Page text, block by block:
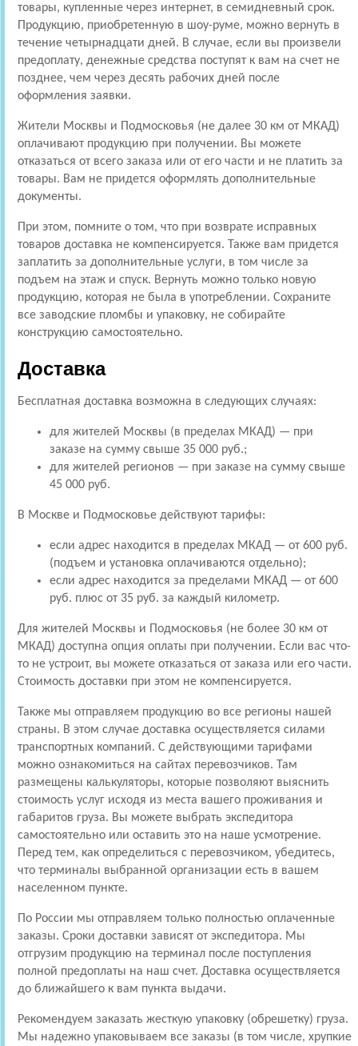
товары, купленные через интернет, в семидневный срок.
Продукцию, приобретенную в шоу-руме, можно вернуть в
течение четырнадцати дней. В случае, если вы произвели
предоплату, денежные средства поступят к вам на счет не
позднее, чем через десять рабочих дней после
оформления заявки.
Жители Москвы и Подмосковья (не далее 30 км от МКАД)
оплачивают продукцию при получении. Вы можете
отказаться от всего заказа или от его части и не платить за
товары. Вам не придется оформлять дополнительные
документы.
При этом, помните о том, что при возврате исправных
товаров доставка не компенсируется. Также вам придется
заплатить за дополнительные услуги, в том числе за
подъем на этаж и спуск. Вернуть можно только новую
продукцию, которая не была в употреблении. Сохраните
все заводские пломбы и упаковку, не собирайте
конструкцию самостоятельно.
Доставка
Бесплатная доставка возможна в следующих случаях:
для жителей Москвы (в пределах МКАД) — при
заказе на сумму свыше 35 000 руб.;
для жителей регионов — при заказе на сумму свыше
45 000 руб.
В Москве и Подмосковье действуют тарифы:
если адрес находится в пределах МКАД — от 600 руб.
(подъем и установка оплачиваются отдельно);
если адрес находится за пределами МКАД — от 600
руб. плюс от 35 руб. за каждый километр.
Для жителей Москвы и Подмосковья (не более 30 км от
МКАД) доступна опция оплаты при получении. Если вас что-
то не устроит, вы можете отказаться от заказа или его части.
Стоимость доставки при этом не компенсируется.
Также мы отправляем продукцию во все регионы нашей
страны. В этом случае доставка осуществляется силами
транспортных компаний. С действующими тарифами
можно ознакомиться на сайтах перевозчиков. Там
размещены калькуляторы, которые позволяют выяснить
стоимость услуг исходя из места вашего проживания и
габаритов груза. Вы можете выбрать экспедитора
самостоятельно или оставить это на наше усмотрение.
Перед тем, как определиться с перевозчиком, убедитесь,
что терминалы выбранной организации есть в вашем
населенном пункте.
По России мы отправляем только полностью оплаченные
заказы. Сроки доставки зависят от экспедитора. Мы
отгрузим продукцию на терминал после поступления
полной предоплаты на наш счет. Доставка осуществляется
до ближайшего к вам пункта выдачи.
Рекомендуем заказать жесткую упаковку (обрешетку) груза.
Мы надежно упаковываем все заказы (в том числе, хрупкие